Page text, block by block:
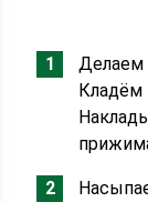
Делаем
Кладём